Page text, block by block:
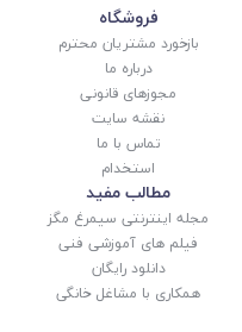
فروشگاه
بازخورد مشتریان محترم
درباره ما
مجوزهای قانونی
نقشه سایت
تماس با ما
استخدام
مطالب مفید
مجله اینترنتی سیمرغ مگز
فیلم های آموزشی فنی
دانلود رایگان
همکاری با مشاغل خانگی